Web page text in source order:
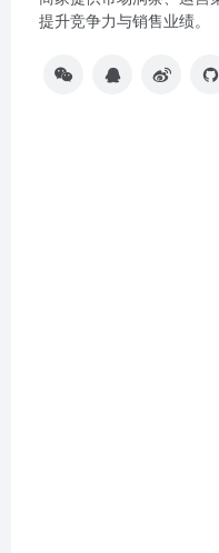
提升竞争力与销售业绩。